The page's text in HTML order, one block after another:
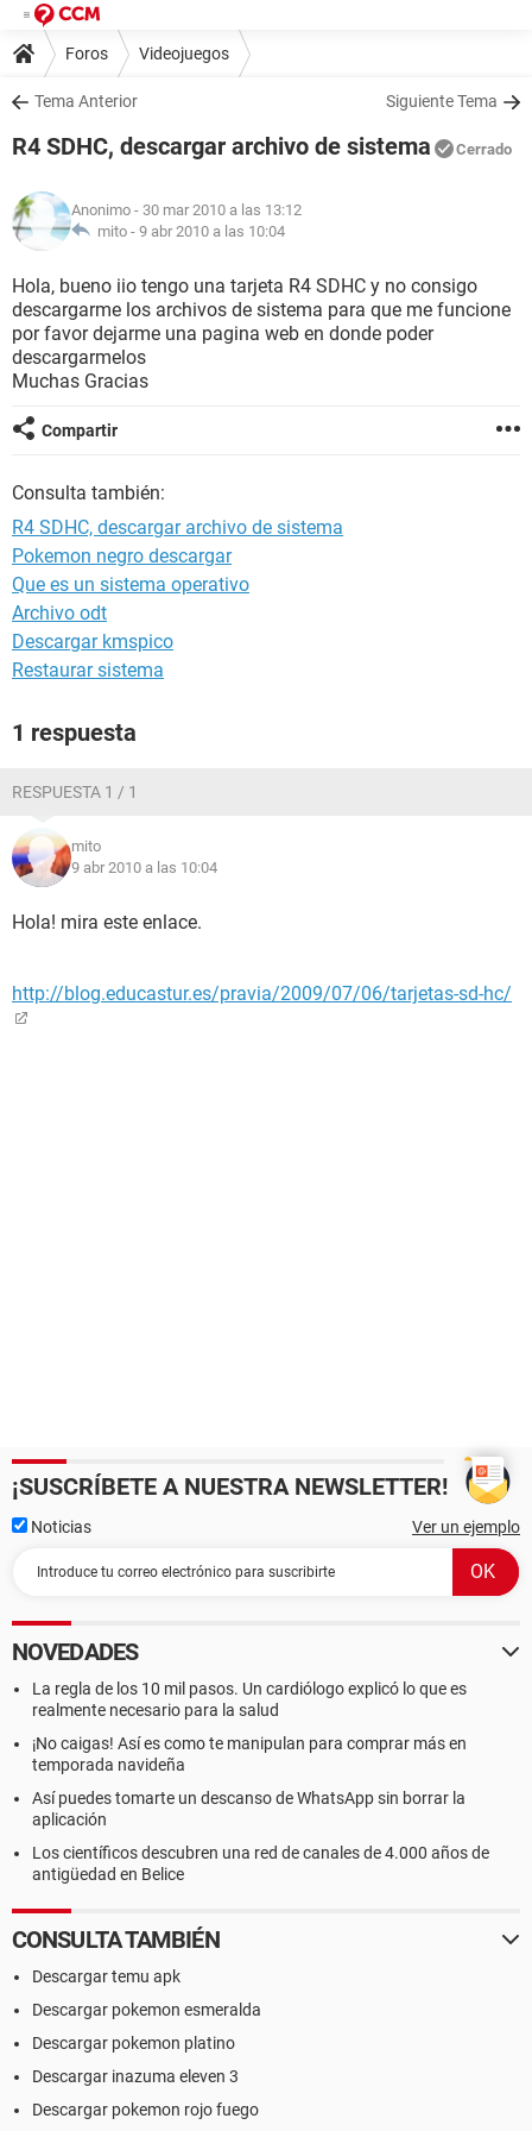
Foros Videojuegos
Tema Anterior Siguiente Tema
R4 SDHC, descargar archivo de sistema Cerrado
Anonimo - 30 mar 2010 a las 13:12
mito - 9 abr 2010 a las 10:04
Hola, bueno iio tengo una tarjeta R4 SDHC y no consigo
descargarme los archivos de sistema para que me funcione
por favor dejarme una pagina web en donde poder
descargarmelos
Muchas Gracias
Compartir
Consulta también:
R4 SDHC, descargar archivo de sistema
Pokemon negro descargar
Que es un sistema operativo
Archivo odt
Descargar kmspico
Restaurar sistema
1 respuesta
RESPUESTA 1 / 1
mito
9 abr 2010 a las 10:04
Hola! mira este enlace.
http://blog.educastur.es/pravia/2009/07/06/tarjetas-sd-hc/
¡SUSCRÍBETE A NUESTRA NEWSLETTER!
Noticias Ver un ejemplo
NOVEDADES
La regla de los 10 mil pasos. Un cardiólogo explicó lo que es
realmente necesario para la salud
¡No caigas! Así es como te manipulan para comprar más en
temporada navideña
Así puedes tomarte un descanso de WhatsApp sin borrar la
aplicación
Los científicos descubren una red de canales de 4.000 años de
antigüedad en Belice
CONSULTA TAMBIÉN
Descargar temu apk
Descargar pokemon esmeralda
Descargar pokemon platino
Descargar inazuma eleven 3
Descargar pokemon rojo fuego